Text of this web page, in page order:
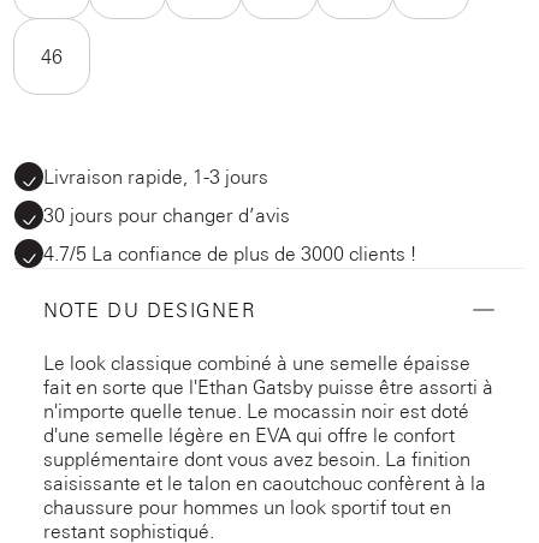
46
Livraison rapide, 1-3 jours
30 jours pour changer d’avis
4.7/5 La confiance de plus de 3000 clients !
NOTE DU DESIGNER
Le look classique combiné à une semelle épaisse
fait en sorte que l'Ethan Gatsby puisse être assorti à
n'importe quelle tenue. Le mocassin noir est doté
d'une semelle légère en EVA qui offre le confort
supplémentaire dont vous avez besoin. La finition
saisissante et le talon en caoutchouc confèrent à la
chaussure pour hommes un look sportif tout en
restant sophistiqué.